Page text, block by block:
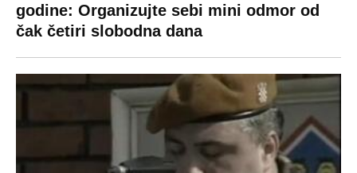
godine: Organizujte sebi mini odmor od
čak četiri slobodna dana